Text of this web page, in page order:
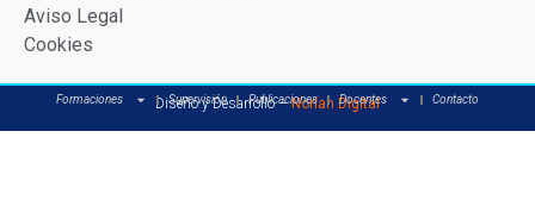
Aviso Legal
Cookies
Formaciones Supervisión Publicaciones Docentes Contacto
Diseño y Desarrollo –Norlan Digital